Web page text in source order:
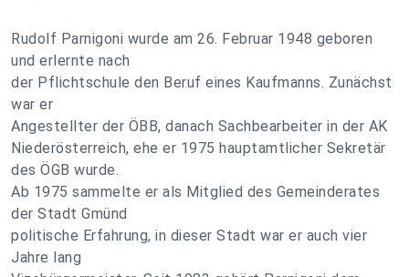
Rudolf Parnigoni wurde am 26. Februar 1948 geboren
und erlernte nach
der Pflichtschule den Beruf eines Kaufmanns. Zunächst
war er
Angestellter der ÖBB, danach Sachbearbeiter in der AK
Niederösterreich, ehe er 1975 hauptamtlicher Sekretär
des ÖGB wurde.
Ab 1975 sammelte er als Mitglied des Gemeinderates
der Stadt Gmünd
politische Erfahrung, in dieser Stadt war er auch vier
Jahre lang